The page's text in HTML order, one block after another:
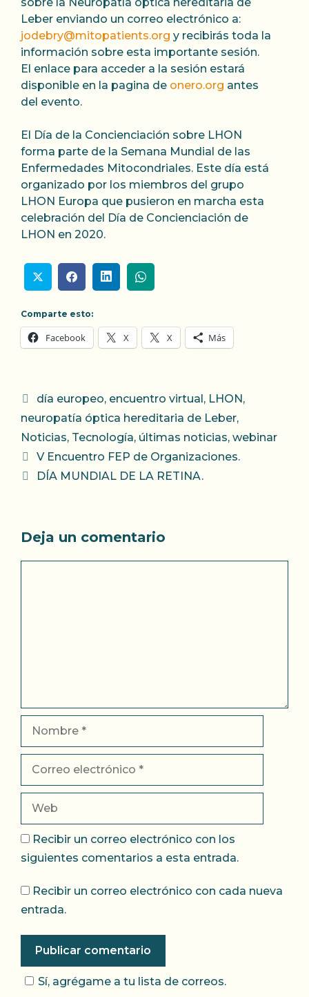
Leber enviando un correo electrónico a:
jodebry@mitopatients.org y recibirás toda la
información sobre esta importante sesión.
El enlace para acceder a la sesión estará
disponible en la pagina de onero.org antes
del evento.
El Día de la Concienciación sobre LHON
forma parte de la Semana Mundial de las
Enfermedades Mitocondriales. Este día está
organizado por los miembros del grupo
LHON Europa que pusieron en marcha esta
celebración del Día de Concienciación de
LHON en 2020.
Comparte esto:
Facebook X X Más
Categorías
día europeo, encuentro virtual, LHON,
neuropatía óptica hereditaria de Leber,
Noticias, Tecnología, últimas noticias, webinar
V Encuentro FEP de Organizaciones.
DÍA MUNDIAL DE LA RETINA.
Deja un comentario
electrónico
Recibir un correo electrónico con los
siguientes comentarios a esta entrada.
Recibir un correo electrónico con cada nueva
entrada.
Sí, agrégame a tu lista de correos.